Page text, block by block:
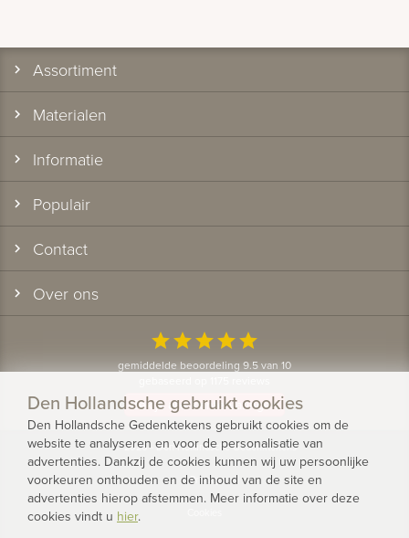
Assortiment
Materialen
Informatie
Populair
Contact
Over ons
starstarstarstarstar
gemiddelde beoordeling 9.5 van 10
Bekijk alle klantervaringen
© 2026 - Den Hollandsche Gedenktekens
Privacy
Den Hollandsche gebruikt cookies
Den Hollandsche Gedenktekens gebruikt cookies om de
website te analyseren en voor de personalisatie van
advertenties. Dankzij de cookies kunnen wij uw persoonlijke
voorkeuren onthouden en de inhoud van de site en
advertenties hierop afstemmen. Meer informatie over deze
cookies vindt u hier.